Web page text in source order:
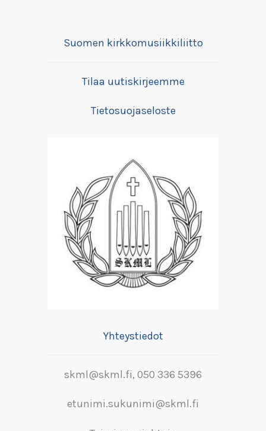
Suomen kirkkomusiikkiliitto
Tilaa uutiskirjeemme
Tietosuojaseloste
Yhteystiedot
skml@skml.fi, 050 336 5396
etunimi.sukunimi@skml.fi